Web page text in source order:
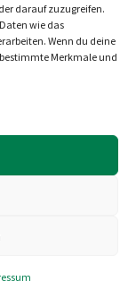
darauf zuzugreifen.
wie das
Wenn du deine
Merkmale und